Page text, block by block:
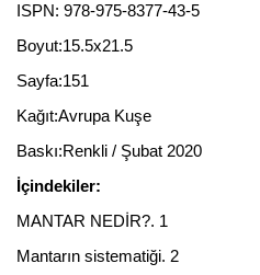
ISPN: 978-975-8377-43-5
Boyut:15.5x21.5
Sayfa:151
Kağıt:Avrupa Kuşe
Baskı:Renkli / Şubat 2020
İçindekiler:
MANTAR NEDİR?. 1
Mantarın sistematiği. 2